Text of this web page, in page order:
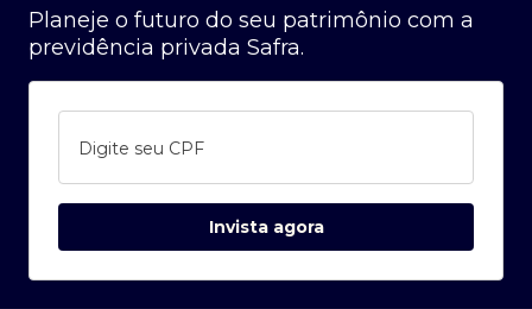
Planeje o futuro do seu patrimônio com a
previdência privada Safra.
Digite seu CPF
Invista agora